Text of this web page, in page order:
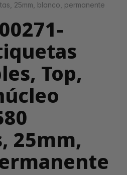
25mm, blanco, permanente
Top,
25mm,